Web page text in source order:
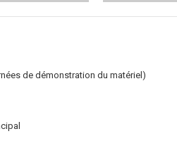
de démonstration du matériel)